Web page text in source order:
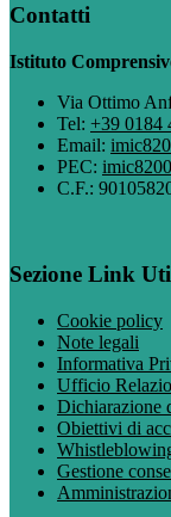
Contatti
Istituto
Via Ottimo
Tel: +39 0184
Email:
PEC:
C.F.:
Sezione Link
Cookie policy
Note legali
Informativa
Ufficio
Dichiarazione
Obiettivi di
Gestione